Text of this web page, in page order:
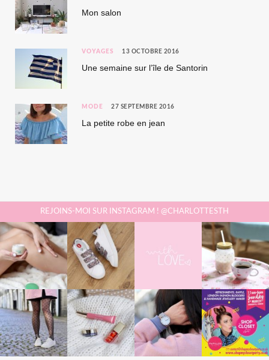
Mon salon
VOYAGES 13 OCTOBRE 2016
Une semaine sur l’île de Santorin
MODE 27 SEPTEMBRE 2016
La petite robe en jean
REJOINS-MOI SUR INSTAGRAM ! @CHARLOTTESTH